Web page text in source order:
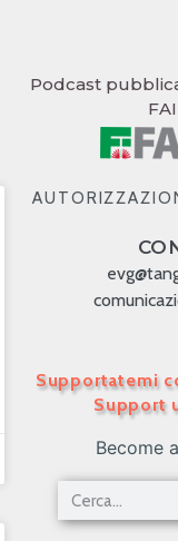
Podcast
Supportatemi
Support
Become